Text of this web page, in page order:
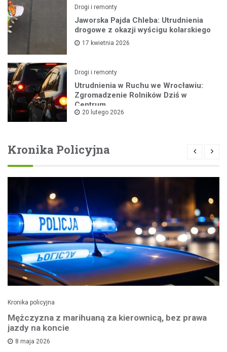
Drogi i remonty
Jaworska Pajda Chleba: Utrudnienia
drogowe z okazji wyścigu kolarskiego
17 kwietnia 2026
Drogi i remonty
Utrudnienia w Ruchu we Wrocławiu:
Zgromadzenie Rolników Dziś w
Centrum
20 lutego 2026
Kronika Policyjna
Kronika policyjna
Mężczyzna z marihuaną za kierownicą, bez prawa
jazdy na koncie
8 maja 2026